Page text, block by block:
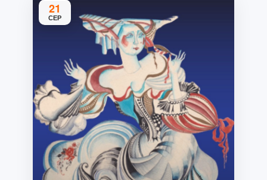
21
СЕР